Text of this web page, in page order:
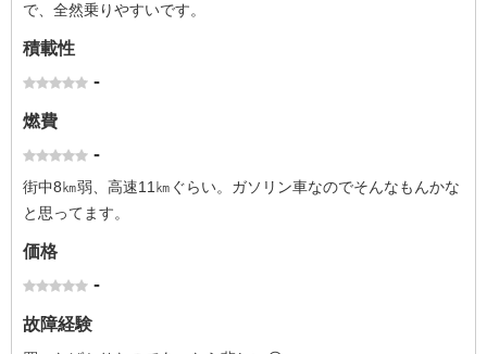
で、全然乗りやすいです。
積載性
-
燃費
-
街中8㎞弱、高速11㎞ぐらい。ガソリン車なのでそんなもんかな
と思ってます。
価格
-
故障経験